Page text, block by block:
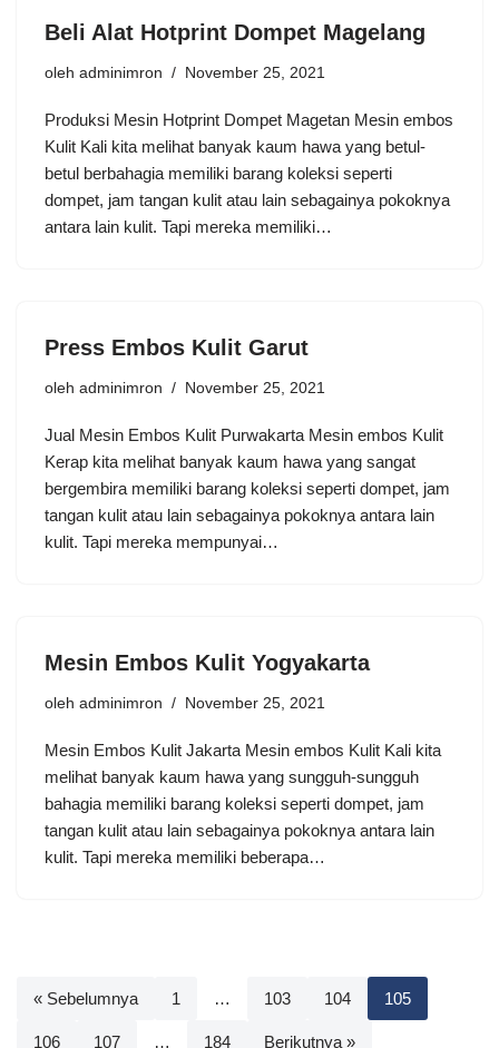
Beli Alat Hotprint Dompet Magelang
oleh adminimron November 25, 2021
Produksi Mesin Hotprint Dompet Magetan Mesin embos
Kulit Kali kita melihat banyak kaum hawa yang betul-
betul berbahagia memiliki barang koleksi seperti
dompet, jam tangan kulit atau lain sebagainya pokoknya
antara lain kulit. Tapi mereka memiliki…
Press Embos Kulit Garut
oleh adminimron November 25, 2021
Jual Mesin Embos Kulit Purwakarta Mesin embos Kulit
Kerap kita melihat banyak kaum hawa yang sangat
bergembira memiliki barang koleksi seperti dompet, jam
tangan kulit atau lain sebagainya pokoknya antara lain
kulit. Tapi mereka mempunyai…
Mesin Embos Kulit Yogyakarta
oleh adminimron November 25, 2021
Mesin Embos Kulit Jakarta Mesin embos Kulit Kali kita
melihat banyak kaum hawa yang sungguh-sungguh
bahagia memiliki barang koleksi seperti dompet, jam
tangan kulit atau lain sebagainya pokoknya antara lain
kulit. Tapi mereka memiliki beberapa…
« Sebelumnya 1 … 103 104 105
106 107 … 184 Berikutnya »